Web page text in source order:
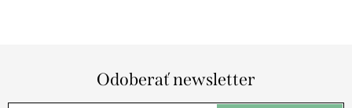
Odoberať newsletter